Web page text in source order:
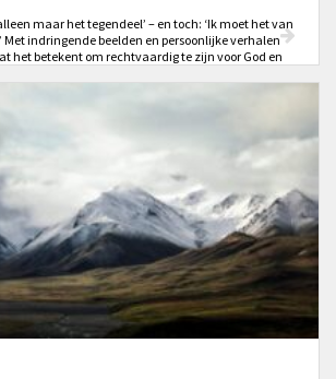
maar het tegendeel’ – en toch: ‘Ik moet het van
Met indringende beelden en persoonlijke verhalen
het betekent om rechtvaardig te zijn voor God en